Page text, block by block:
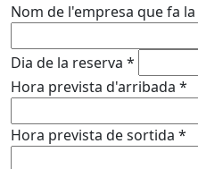
Nom de l'empresa que fa
Dia de la reserva *
Hora prevista d'arribada *
Hora prevista de sortida *